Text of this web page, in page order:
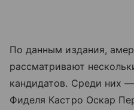
По данным издания,
рассматривают
кандидатов. Среди них
Фиделя Кастро Оскар